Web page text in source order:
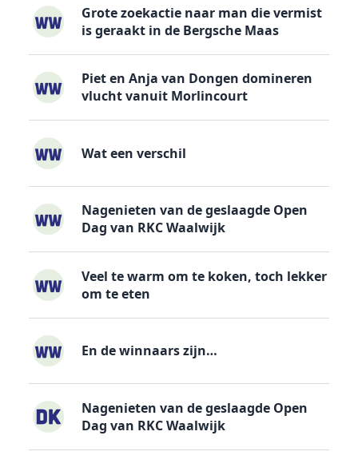
Grote zoekactie naar man die vermist
is geraakt in de Bergsche Maas
Piet en Anja van Dongen domineren
vlucht vanuit Morlincourt
Wat een verschil
Nagenieten van de geslaagde Open
Dag van RKC Waalwijk
Veel te warm om te koken, toch lekker
om te eten
En de winnaars zijn…
Nagenieten van de geslaagde Open
Dag van RKC Waalwijk